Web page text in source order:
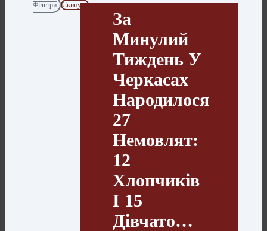
Фільтри
Скинути
За
Минулий
Тиждень У
Черкасах
Народилося
27
Немовлят:
12
Хлопчиків
І 15
Дівчато…